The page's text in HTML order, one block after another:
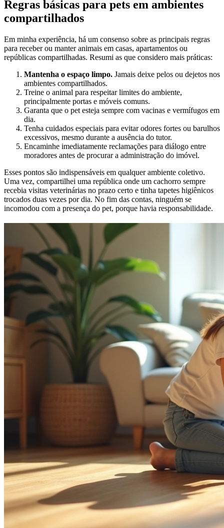
Regras básicas para pets em ambientes
compartilhados
Em minha experiência, há um consenso sobre as principais regras
para receber ou manter animais em casas, apartamentos ou
repúblicas compartilhadas. Resumi as que considero mais práticas:
Mantenha o espaço limpo. Jamais deixe pelos ou dejetos nos
ambientes compartilhados.
Treine o animal para respeitar limites do ambiente,
principalmente portas e móveis comuns.
Garanta que o pet esteja sempre com vacinas e vermífugos em
dia.
Tenha cuidados especiais para evitar odores fortes ou barulhos
excessivos, mesmo durante a ausência do tutor.
Encaminhe imediatamente reclamações para diálogo entre
moradores antes de procurar a administração do imóvel.
Esses pontos são indispensáveis em qualquer ambiente coletivo.
Uma vez, compartilhei uma república onde um cachorro sempre
recebia visitas veterinárias no prazo certo e tinha tapetes higiênicos
trocados duas vezes por dia. No fim das contas, ninguém se
incomodou com a presença do pet, porque havia responsabilidade.